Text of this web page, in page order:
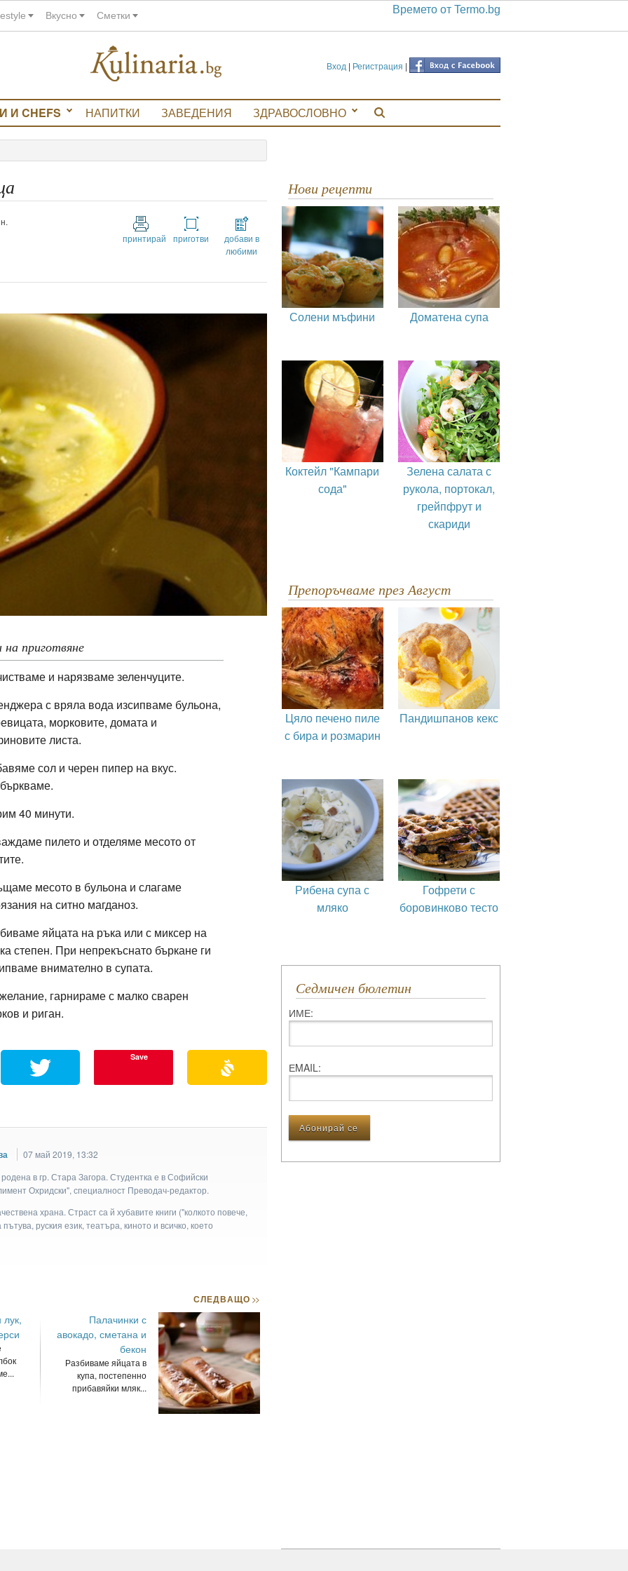
Вкусно Сметки Времето от Termo.bg
Вход | Регистрация |
И CHEFS НАПИТКИ ЗАВЕДЕНИЯ ЗДРАВОСЛОВНО
принтирай приготви
добави в
любими
на приготвяне
и нарязваме зеленчуците.
с вряла вода изсипваме бульона,
морковите, домата и
листа.
сол и черен пипер на вкус.
40 минути.
пилето и отделяме месото от
месото в бульона и слагаме
на ситно магданоз.
яйцата на ръка или с миксер на
степен. При непрекъснато бъркане ги
внимателно в супата.
гарнираме с малко сварен
и риган.
Save
07 май 2019, 13:32
в гр. Стара Загора. Студентка е в Софийски
Охридски", специалност Преводач-редактор.
храна. Страст са й хубавите книги ("колкото повече,
руския език, театъра, киното и всичко, което
СЛЕДВАЩО>>
Палачинки с
авокадо, сметана и
бекон
Разбиваме яйцата в
купа, постепенно
прибавяйки мляк...
Нови рецепти
Солени мъфини Доматена супа
Коктейл "Кампари
сода"
Зелена салата с
рукола, портокал,
грейпфрут и
скариди
Препоръчваме през Август
Цяло печено пиле
с бира и розмарин
Пандишпанов кекс
Рибена супа с
мляко
Гофрети с
боровинково тесто
Седмичен бюлетин
ИМЕ:
ЕMAIL: